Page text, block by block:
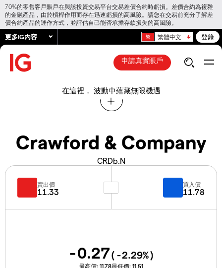
70%的零售客戶賬戶在與該投資交易平台交易差價合約時虧損。差價合約為複雜
的金融產品，由於槓桿作用而存在迅速虧損的高風險。請您在交易前充分了解差
價合約產品的運作方式，並評估自己能否承擔存款損失的高風險。
更多IG內容 繁體中文 登錄
申請真實賬戶
在這裡， 波動中蘊藏無限機遇
Crawford & Company
CRDb.N
賣出價
11.33
買入價
11.78
-0.27( -2.29%)
最高價: 11.78最低價: 11.51